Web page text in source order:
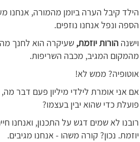
הילד קיבל הערה ביומן מהמורה, אנחנו
הספה ונפל אנחנו נוזפים.
וישנה הורות יוזמת, שעיקרה הוא לחנך
מהמקום המגיב, מכבה השריפות.
אוטופיה? ממש לא!
אם אני אומרת לילדי מיליון פעם דבר
פועלת כדי שהוא יבין בעצמו?
רובנו לא שמים דגש על התכנון, ואנחנו
יוזמת. נכון? קורה משהו - אנחנו מגיבים.